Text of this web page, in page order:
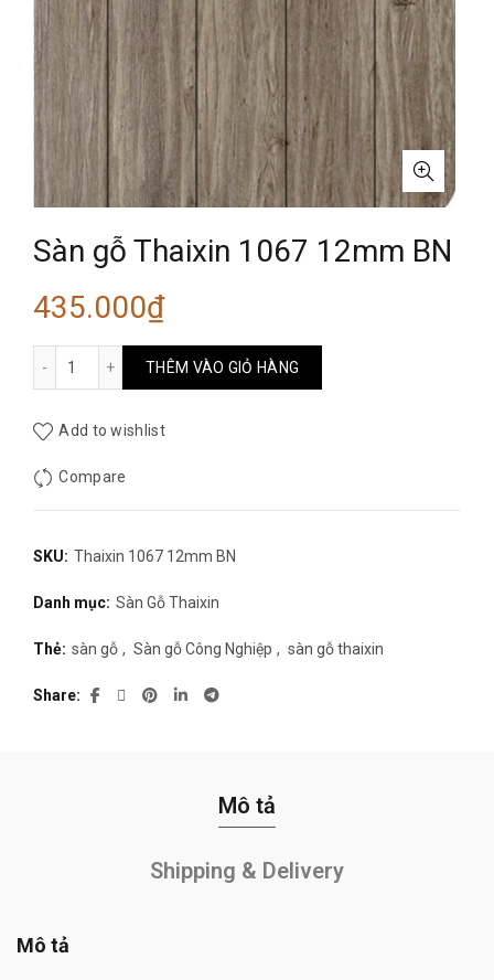
Sàn gỗ Thaixin 1067 12mm BN
435.000₫
Sàn gỗ Thaixin 1067 12mm BN số lượng
THÊM VÀO GIỎ HÀNG
Add to wishlist
Compare
SKU: Thaixin 1067 12mm BN
Danh mục: Sàn Gỗ Thaixin
Thẻ: sàn gỗ , Sàn gỗ Công Nghiệp , sàn gỗ thaixin
Share
Mô tả
Shipping & Delivery
Mô tả